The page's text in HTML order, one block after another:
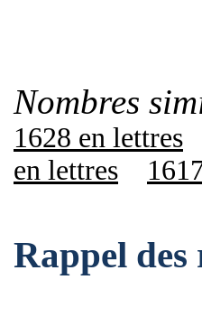
Nombres
1628 en lettres
en lettres
Rappel